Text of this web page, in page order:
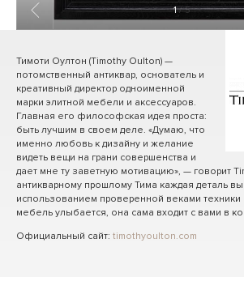
1/ 5
Тимоти Оултон (Timothy Oulton) —
потомственный антиквар, основатель и
креативный директор одноименной
марки элитной мебели и аксессуаров.
Главная его философская идея проста:
быть лучшим в своем деле. «Думаю, что
именно любовь к дизайну и желание
видеть вещи на грани совершенства и
дает мне ту заветную мотивацию», — говорит
антикварному прошлому Тима каждая деталь
использованием проверенной веками техники
мебель улыбается, она сама входит с вами в
Официальный сайт: timothyoulton.com